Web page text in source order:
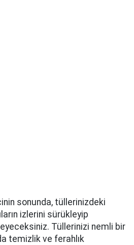
sonunda, tüllerinizdeki
izlerini sürükleyip
Tüllerinizi nemli bir
temizlik ve ferahlık